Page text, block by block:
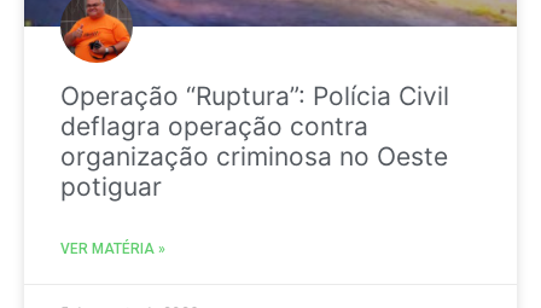
Operação “Ruptura”: Polícia Civil
deflagra operação contra
organização criminosa no Oeste
potiguar
VER MATÉRIA »